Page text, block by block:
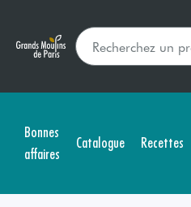
Bonnes
affaires
Catalogue Recettes